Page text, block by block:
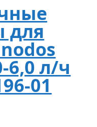
для
6,0 л/ч
01